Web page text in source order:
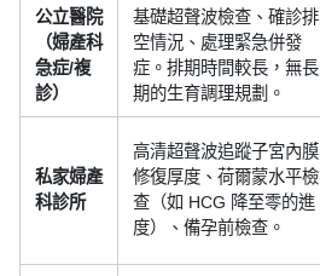
公立醫院
（婦產科
急症/複
診）
基礎超聲波檢查、確診排
空情況、處理緊急併發
症。排期時間較長，無長
期的生育調理規劃。
私家婦產
科診所
高清超聲波追蹤子宮內膜
修復厚度、荷爾蒙水平檢
查（如 HCG 降至零的進
度）、備孕前檢查。